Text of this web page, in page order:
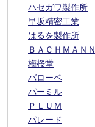
ハセガワ製作所
早坂精密工業
はるを製作所
ＢＡＣＨＭＡＮＮ
梅桜堂
バローベ
パーミル
ＰＬＵＭ
パレード